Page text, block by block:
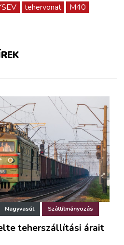
tehervonat
M40
Nagyvasút Szállítmányozás
teherszállítási árait